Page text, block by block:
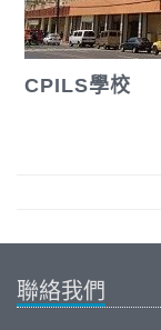
CPILS學校
聯絡我們